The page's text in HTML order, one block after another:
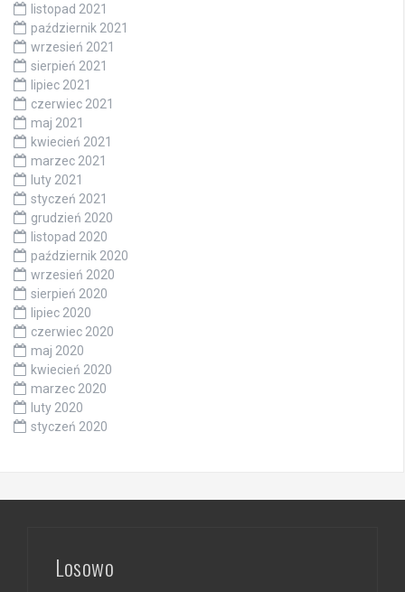
listopad 2021
październik 2021
wrzesień 2021
sierpień 2021
lipiec 2021
czerwiec 2021
maj 2021
kwiecień 2021
marzec 2021
luty 2021
styczeń 2021
grudzień 2020
listopad 2020
październik 2020
wrzesień 2020
sierpień 2020
lipiec 2020
czerwiec 2020
maj 2020
kwiecień 2020
marzec 2020
luty 2020
styczeń 2020
Losowo